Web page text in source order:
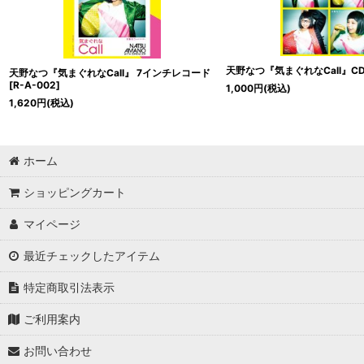
天野なつ『気まぐれなCall』 7インチレコード
[R-A-002]
1,620円(税込)
天野なつ『気まぐれなCall』
1,000円(税込)
ホーム
ショッピングカート
マイページ
最近チェックしたアイテム
特定商取引法表示
ご利用案内
お問い合わせ